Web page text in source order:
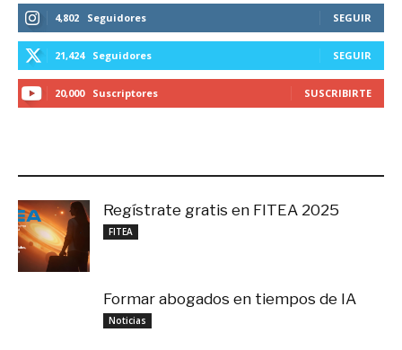
4,802 Seguidores SEGUIR
21,424 Seguidores SEGUIR
20,000 Suscriptores SUSCRIBIRTE
Regístrate gratis en FITEA 2025
FITEA
Formar abogados en tiempos de IA
Noticias